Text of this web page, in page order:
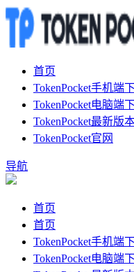
首页
TokenPocket手机端
TokenPocket电脑端
TokenPocket最新版
TokenPocket官网
导航
首页
首页
TokenPocket手机端
TokenPocket电脑端